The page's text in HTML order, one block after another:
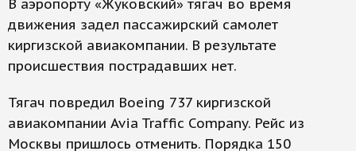
В аэропорту «Жуковский» тягач во время
движения задел пассажирский самолет
киргизской авиакомпании. В результате
происшествия пострадавших нет.
Тягач повредил Boeing 737 киргизской
авиакомпании Avia Traffic Company. Рейс из
Москвы пришлось отменить. Порядка 150